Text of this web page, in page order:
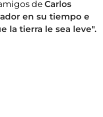
de Carlos
en su tiempo e
la tierra le sea leve".